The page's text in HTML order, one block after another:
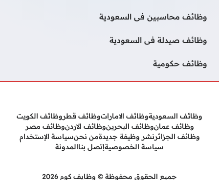
وظائف محاسبين فى السعودية
وظائف صيدلة فى السعودية
وظائف حكومية
وظائف السعوديةوظائف الاماراتوظائف قطروظائف الكويت
وظائف عمانوظائف البحرينوظائف الاردنوظائف مصر
وظائف الجزائرنشر وظيفة جديدةمن نحنسياسة الإستخدام
سياسة الخصوصيةإتصل بناالمدونة
جميع الحقوق محفوظة © وظايف كوم 2026